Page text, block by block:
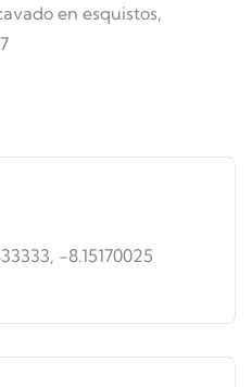
en esquistos,
, -8.15170025